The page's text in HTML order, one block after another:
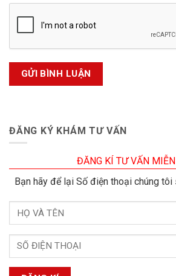
ĐĂNG KÝ KHÁM TƯ VẤN
ĐĂNG KÍ TƯ VẤN MIỄN
Bạn hãy để lại Số điện thoại chúng